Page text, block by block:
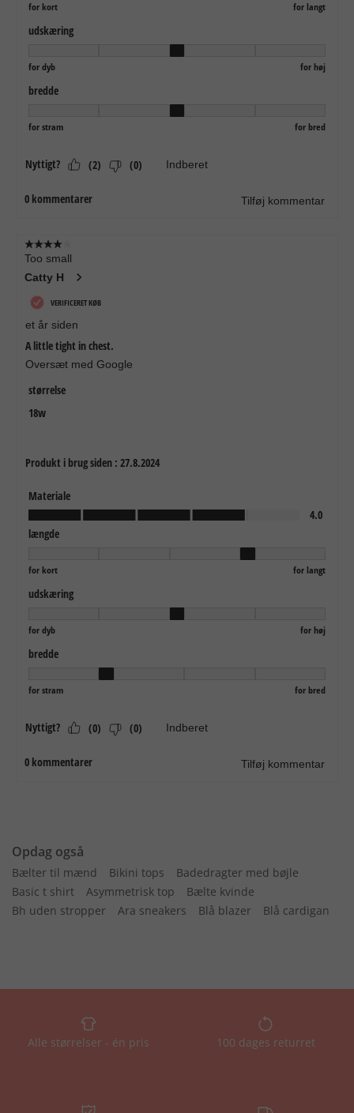
Opdag også
Bælter til mænd Bikini tops
Badedragter med bøjle
Basic t shirt
Asymmetrisk top
Bælte kvinde
Bh uden stropper
Ara sneakers Blå blazer Blå cardigan
Alle størrelser - én pris 100 dages returret